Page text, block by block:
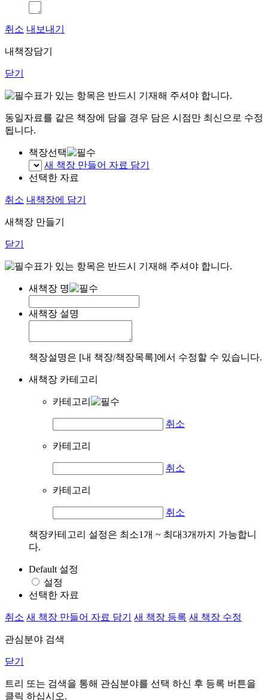
취소 내보내기
내책장담기
닫기
표가 있는 항목은 반드시 기재해 주셔야 합니다.
동일자료를 같은 책장에 담을 경우 담은 시점만 최신으로 수정
됩니다.
책장선택
새 책장 만들어 자료 담기
선택한 자료
취소 내책장에 담기
새책장 만들기
닫기
표가 있는 항목은 반드시 기재해 주셔야 합니다.
새책장 명
새책장 설명
책장설명은 [내 책장/책장목록]에서 수정할 수 있습니다.
새책장 카테고리
카테고리
취소
카테고리
취소
카테고리
취소
책장카테고리 설정은 최소1개 ~ 최대3개까지 가능합니
다.
Default 설정
설정
선택한 자료
취소 새 책장 만들어 자료 담기 새 책장 등록 새 책장 수정
관심분야 검색
닫기
트리 또는 검색을 통해 관심분야를 선택 하신 후 등록 버튼을
클릭 하십시오.